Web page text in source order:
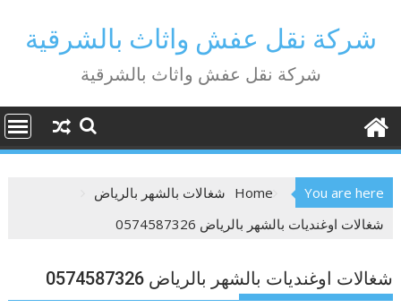
contentشركة نقل عفش واثاث بالشرقية
شركة نقل عفش واثاث بالشرقية
You are here
Home شغالات بالشهر بالرياض
شغالات اوغنديات بالشهر بالرياض 0574587326
شغالات اوغنديات بالشهر بالرياض 0574587326